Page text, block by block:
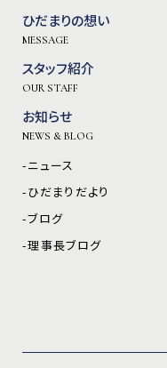
ひだまりの想い
MESSAGE
スタッフ紹介
OUR STAFF
お知らせ
NEWS & BLOG
-ニュース
-ひだまりだより
-ブログ
-理事長ブログ